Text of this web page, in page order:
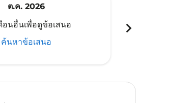
ต.ค. 2026
อนอื่นเพื่อดูข้อเสนอ
ค้นหาข้อเสนอ
chevron_right